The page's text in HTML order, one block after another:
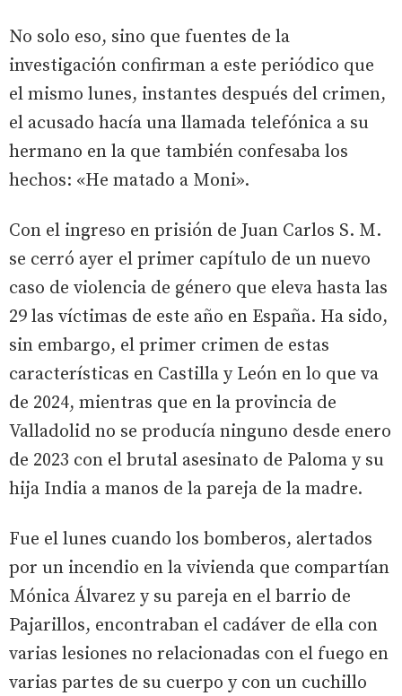
No solo eso, sino que fuentes de la
investigación confirman a este periódico que
el mismo lunes, instantes después del crimen,
el acusado hacía una llamada telefónica a su
hermano en la que también confesaba los
hechos: «He matado a Moni».
Con el ingreso en prisión de Juan Carlos S. M.
se cerró ayer el primer capítulo de un nuevo
caso de violencia de género que eleva hasta las
29 las víctimas de este año en España. Ha sido,
sin embargo, el primer crimen de estas
características en Castilla y León en lo que va
de 2024, mientras que en la provincia de
Valladolid no se producía ninguno desde enero
de 2023 con el brutal asesinato de Paloma y su
hija India a manos de la pareja de la madre.
Fue el lunes cuando los bomberos, alertados
por un incendio en la vivienda que compartían
Mónica Álvarez y su pareja en el barrio de
Pajarillos, encontraban el cadáver de ella con
varias lesiones no relacionadas con el fuego en
varias partes de su cuerpo y con un cuchillo